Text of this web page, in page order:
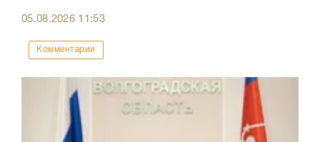
05.08.2026 11:53
Комментарии